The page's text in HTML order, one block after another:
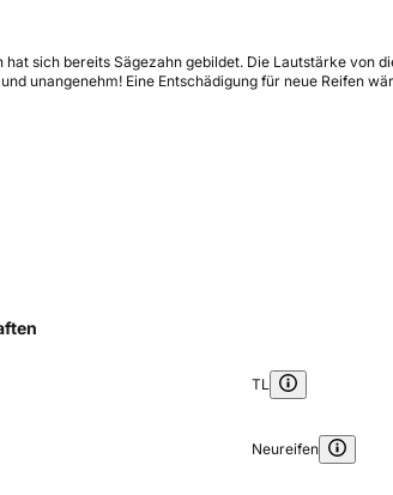
sich bereits Sägezahn gebildet. Die Lautstärke von
unangenehm! Eine Entschädigung für neue Reifen
TL
Neureifen